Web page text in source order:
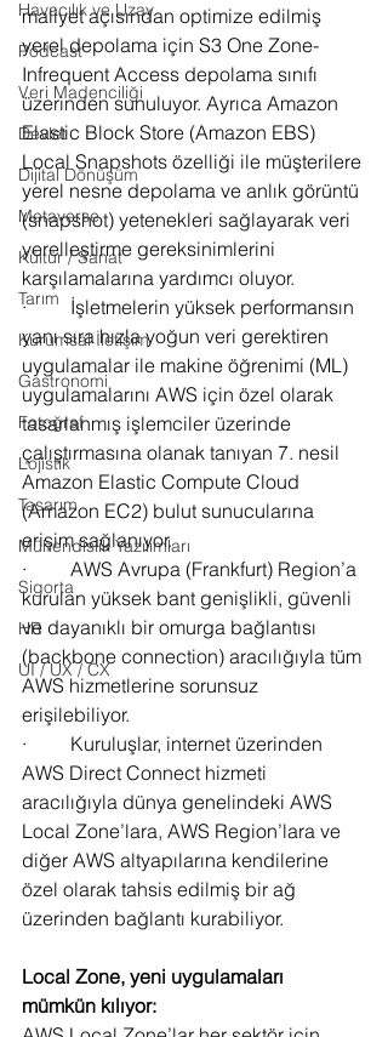
Havacılık ve Uzay
Podcast
Veri Madenciliği
Devlet
Dijital Dönüşüm
Metaverse
Kültür / Sanat
Tarım
Kurumsal İletişim
Gastronomi
Fotoğraf
Lojistik
Tasarım
Mühendislik Yazılımları
Sigorta
HR
UI / UX / CX
maliyet açısından optimize edilmiş
yerel depolama için S3 One Zone-
Infrequent Access depolama sınıfı
üzerinden sunuluyor. Ayrıca Amazon
Elastic Block Store (Amazon EBS)
Local Snapshots özelliği ile müşterilere
yerel nesne depolama ve anlık görüntü
(snapshot) yetenekleri sağlayarak veri
yerelleştirme gereksinimlerini
karşılamalarına yardımcı oluyor.
·         İşletmelerin yüksek performansın
yanı sıra hızla yoğun veri gerektiren
uygulamalar ile makine öğrenimi (ML)
uygulamalarını AWS için özel olarak
tasarlanmış işlemciler üzerinde
çalıştırmasına olanak tanıyan 7. nesil
Amazon Elastic Compute Cloud
(Amazon EC2) bulut sunucularına
erişim sağlanıyor.
·         AWS Avrupa (Frankfurt) Region’a
kurulan yüksek bant genişlikli, güvenli
ve dayanıklı bir omurga bağlantısı
(backbone connection) aracılığıyla tüm
AWS hizmetlerine sorunsuz
erişilebiliyor.
·         Kuruluşlar, internet üzerinden
AWS Direct Connect hizmeti
aracılığıyla dünya genelindeki AWS
Local Zone’lara, AWS Region’lara ve
diğer AWS altyapılarına kendilerine
özel olarak tahsis edilmiş bir ağ
üzerinden bağlantı kurabiliyor.
Local Zone, yeni uygulamaları
mümkün kılıyor: